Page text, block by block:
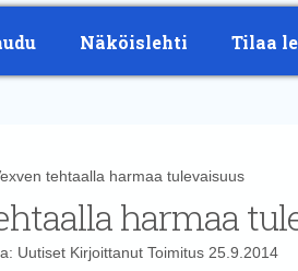
Näköislehti Tilaa
tehtaalla harmaa tulevaisuus
harmaa
UutisetKirjoittanut Toimitus25.9.2014